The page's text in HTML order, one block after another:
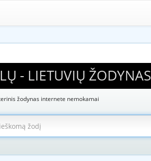
- LIETUVIŲ ŽODYNAS
žodynas internete nemokamai